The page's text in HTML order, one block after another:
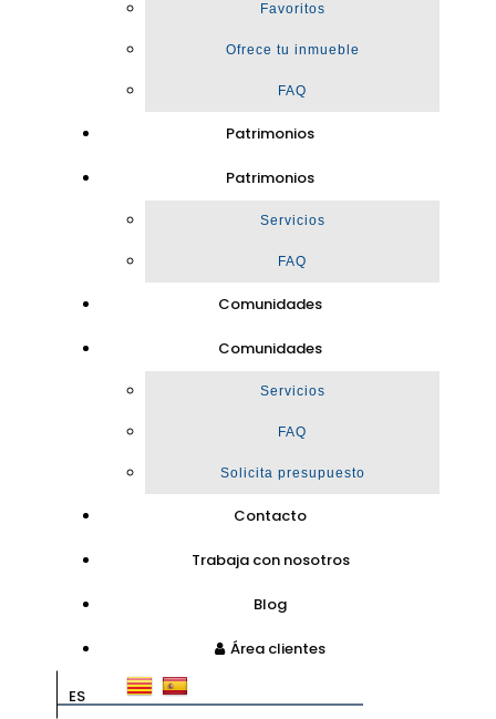
Favoritos
Ofrece tu inmueble
FAQ
Patrimonios
Patrimonios
Servicios
FAQ
Comunidades
Comunidades
Servicios
FAQ
Solicita presupuesto
Contacto
Trabaja con nosotros
Blog
Área clientes
ES